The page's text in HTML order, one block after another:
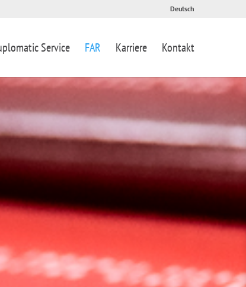
Deutsch
Service FAR Karriere Kontakt